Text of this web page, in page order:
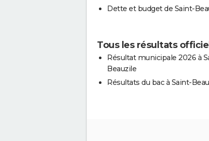
Dette et budget de Saint-
Tous les résultats
Résultat municipale 2026 à
Beauzile
Résultats du bac à Saint-